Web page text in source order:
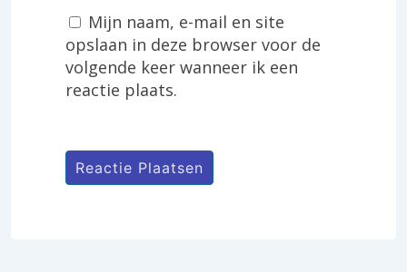
Mijn naam, e-mail en site
opslaan in deze browser voor de
volgende keer wanneer ik een
reactie plaats.